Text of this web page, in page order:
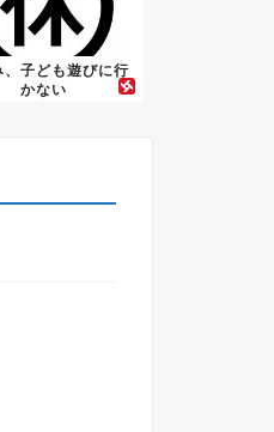
、子ども遊びに行
かない